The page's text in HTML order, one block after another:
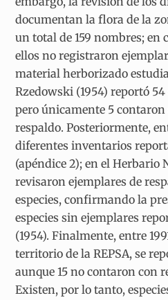
documentan la flora de la
un total de 159 nombres; en
ellos no registraron
material herborizado
Rzedowski (1954) reportó 54
pero únicamente 5 contaron
respaldo. Posteriormente,
diferentes inventarios
(apéndice 2); en el Herbario
revisaron ejemplares de
especies, confirmando la
especies sin ejemplares
(1954). Finalmente, entre
territorio de la REPSA, se
aunque 15 no contaron con
Existen, por lo tanto,